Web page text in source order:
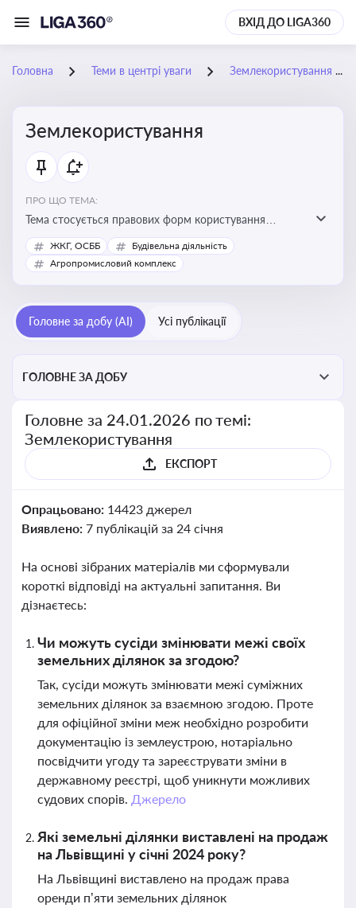
ВХІД ДО LIGA360
Головна Теми в центрі уваги Землекористування
Землекористування
ПРО ЩО ТЕМА:
Тема стосується правових форм користування
землею, зокрема умов доступу, володіння та
користування земельними ділянками різних форм
ЖКГ, ОСББ
Будівельна діяльність
Агропромисловий комплекс
Головне за добу (AI) Усі публікації
ГОЛОВНЕ ЗА ДОБУ
Головне за 24.01.2026 по темі:
Землекористування
ЕКСПОРТ
Опрацьовано: 14423 джерел
Виявлено: 7 публікацій за 24 січня
На основі зібраних матеріалів ми сформували
короткі відповіді на актуальні запитання. Ви
дізнаєтесь:
Чи можуть сусіди змінювати межі своїх
земельних ділянок за згодою?
Так, сусіди можуть змінювати межі суміжних
земельних ділянок за взаємною згодою. Проте
для офіційної зміни меж необхідно розробити
документацію із землеустрою, нотаріально
посвідчити угоду та зареєструвати зміни в
державному реєстрі, щоб уникнути можливих
судових спорів. Джерело
Які земельні ділянки виставлені на продаж
на Львівщині у січні 2024 року?
На Львівщині виставлено на продаж права
оренди п’яти земельних ділянок